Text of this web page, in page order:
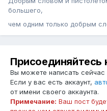
большего,
чем одним только добрым
Вы можете написать сейчас
Если у вас есть аккаунт,
от имени своего аккаунта.
Примечание: Ваш пост